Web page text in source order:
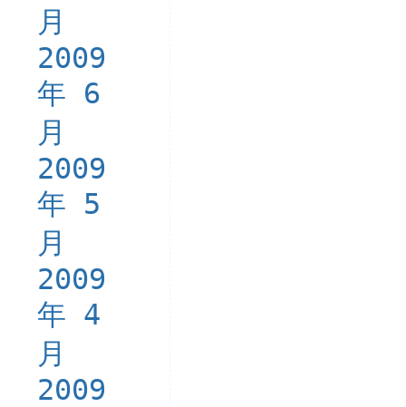
月
2009
年 6
月
2009
年 5
月
2009
年 4
月
2009